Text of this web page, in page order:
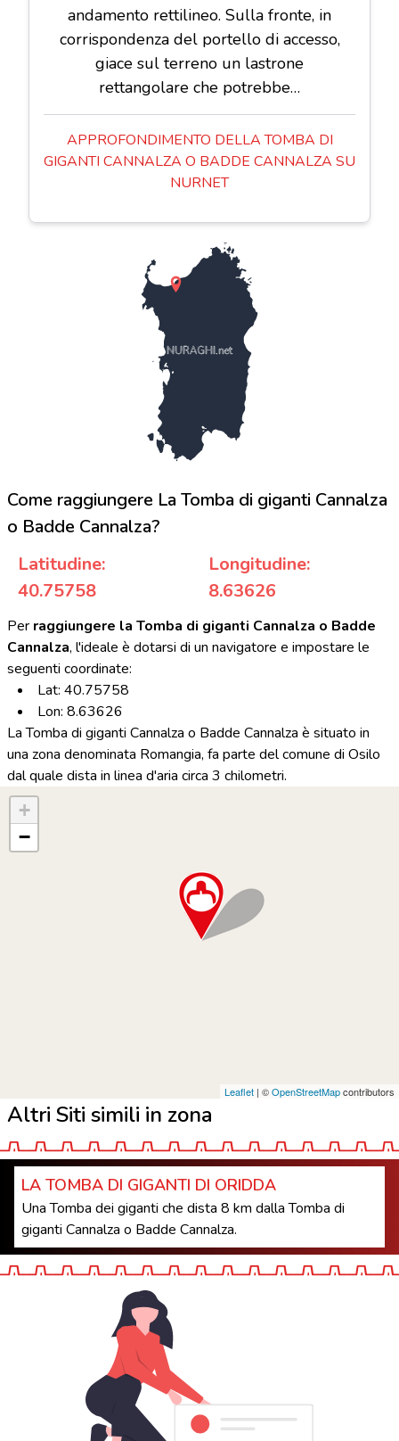
andamento rettilineo. Sulla fronte, in
corrispondenza del portello di accesso,
giace sul terreno un lastrone
rettangolare che potrebbe…
APPROFONDIMENTO DELLA TOMBA DI
GIGANTI CANNALZA O BADDE CANNALZA SU
NURNET
NURAGHI.net
Come raggiungere La Tomba di giganti Cannalza
o Badde Cannalza?
Latitudine:
40.75758
Longitudine:
8.63626
Per raggiungere la Tomba di giganti Cannalza o Badde
Cannalza, l'ideale è dotarsi di un navigatore e impostare le
seguenti coordinate:
Lat: 40.75758
Lon: 8.63626
La Tomba di giganti Cannalza o Badde Cannalza è situato in
una zona denominata Romangia, fa parte del comune di Osilo
dal quale dista in linea d'aria circa 3 chilometri.
+
−
Leaflet | ©OpenStreetMapcontributors
Altri Siti simili in zona
LA TOMBA DI GIGANTI DI ORIDDA
Una Tomba dei giganti che dista 8 km dalla Tomba di
giganti Cannalza o Badde Cannalza.